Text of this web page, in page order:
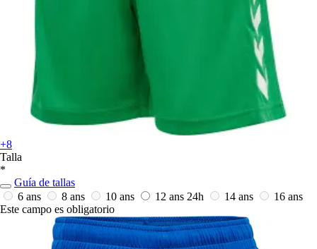
+8
Talla
*
Guía de tallas
6 ans
8 ans 10 ans 12 ans 24h 14 ans
16 ans
Este campo es obligatorio